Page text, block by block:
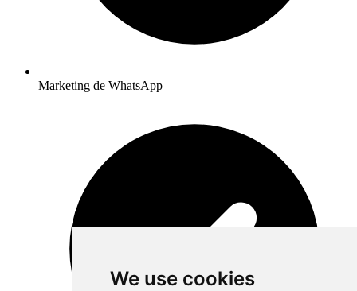
We use cookies
Marketing de WhatsApp